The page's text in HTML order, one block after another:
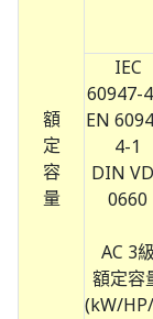
額
定
容
量
IEC
60947-
EN
4-1
DIN
0660
AC 3級
額定容
(kW/